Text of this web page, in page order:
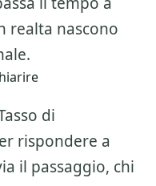
realta nascono
di
rispondere a
il passaggio, chi